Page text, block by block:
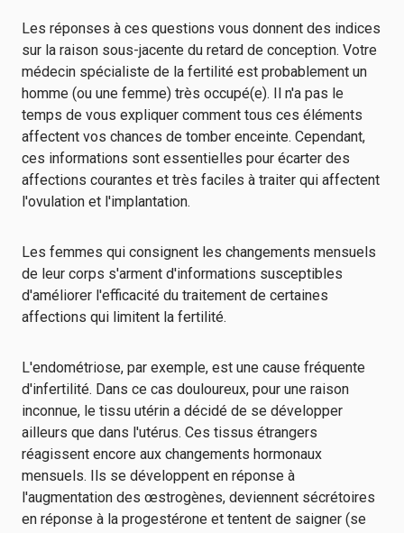
Les réponses à ces questions vous donnent des indices
sur la raison sous-jacente du retard de conception. Votre
médecin spécialiste de la fertilité est probablement un
homme (ou une femme) très occupé(e). Il n'a pas le
temps de vous expliquer comment tous ces éléments
affectent vos chances de tomber enceinte. Cependant,
ces informations sont essentielles pour écarter des
affections courantes et très faciles à traiter qui affectent
l'ovulation et l'implantation.
Les femmes qui consignent les changements mensuels
de leur corps s'arment d'informations susceptibles
d'améliorer l'efficacité du traitement de certaines
affections qui limitent la fertilité.
L'endométriose, par exemple, est une cause fréquente
d'infertilité. Dans ce cas douloureux, pour une raison
inconnue, le tissu utérin a décidé de se développer
ailleurs que dans l'utérus. Ces tissus étrangers
réagissent encore aux changements hormonaux
mensuels. Ils se développent en réponse à
l'augmentation des œstrogènes, deviennent sécrétoires
en réponse à la progestérone et tentent de saigner (se